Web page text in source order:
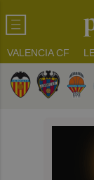
VALENCIA CF